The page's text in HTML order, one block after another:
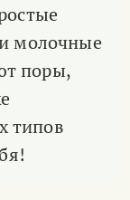
молочные
поры,
типов